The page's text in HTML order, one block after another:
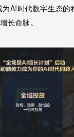
AI时代数字生态的
长命脉。